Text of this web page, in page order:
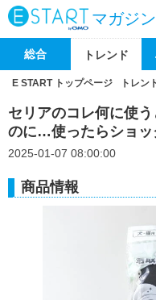
マガジン
総合 トレンド
E START トップページ トレン
セリアのコレ何に使
のに…使ったらショッ
2025-01-07 08:00:00
商品情報